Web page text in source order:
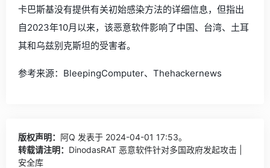
卡巴斯基没有提供有关初始感染方法的详细信息，但指出
自2023年10月以来，该恶意软件影响了中国、台湾、土耳
其和乌兹别克斯坦的受害者。
参考来源：BleepingComputer、Thehackernews
版权声明： 阿Q 发表于 2024-04-01 17:53。
转载请注明： DinodasRAT 恶意软件针对多国政府发起攻击 |
安全库